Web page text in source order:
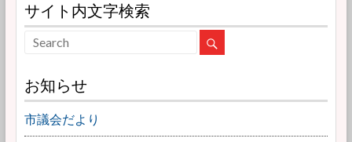
サイト内文字検索
お知らせ
市議会だより